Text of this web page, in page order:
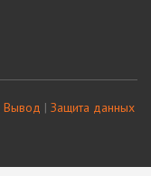
Вывод | Защита данных